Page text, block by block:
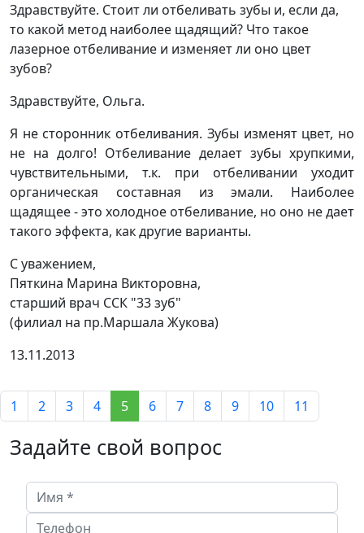
Здравствуйте. Стоит ли отбеливать зубы и, если да,
то какой метод наиболее щадящий? Что такое
лазерное отбеливание и изменяет ли оно цвет
зубов?
Здравствуйте, Ольга.
Я не сторонник отбеливания. Зубы изменят цвет, но
не на долго! Отбеливание делает зубы хрупкими,
чувствительными, т.к. при отбеливании уходит
органическая составная из эмали. Наиболее
щадящее - это холодное отбеливание, но оно не дает
такого эффекта, как другие варианты.
С уважением,
Пяткина Марина Викторовна,
старший врач ССК "33 зуб"
(филиал на пр.Маршала Жукова)
13.11.2013
1 2 3 4 5 6 7 8 9 10 11
Задайте свой вопрос